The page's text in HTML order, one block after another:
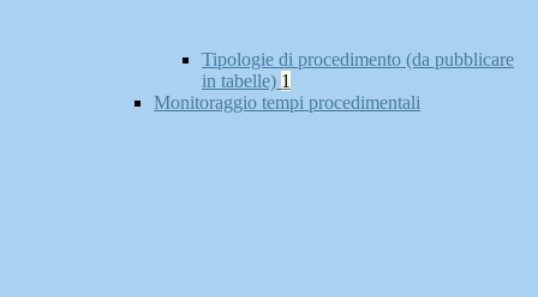
Tipologie di procedimento (da pubblicare
in tabelle) 1
Monitoraggio tempi procedimentali